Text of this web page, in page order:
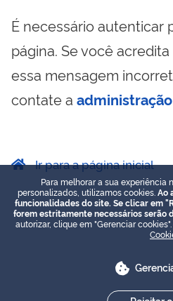
É necessário autenticar
página. Se você
essa mensagem
contate a
Ir para a página inicial
Para melhorar a sua experiência
personalizados, utilizamos cookies. Ao
funcionalidades do site. Se clicar em
forem estritamente necessários serão
autorizar, clique em "Gerenciar